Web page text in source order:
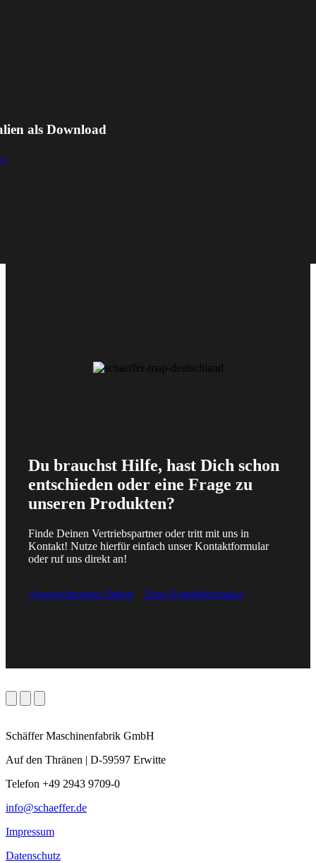
als Download
Du brauchst Hilfe, hast Dich schon
entschieden oder eine Frage zu
unseren Produkten?
Finde Deinen Vertriebspartner oder tritt mit uns in
Kontakt! Nutze hierfür einfach unser Kontaktformular
oder ruf uns direkt an!
Ansprechpartner finden Zum Kontaktformular
Schäffer Maschinenfabrik GmbH
Auf den Thränen | D-59597 Erwitte
Telefon +49 2943 9709-0
info@schaeffer.de
Impressum
Datenschutz